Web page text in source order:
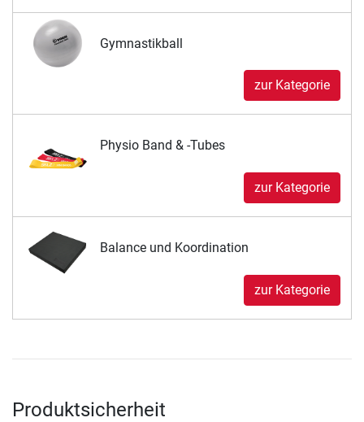
Gymnastikball
zur Kategorie
Physio Band & -Tubes
zur Kategorie
Balance und Koordination
zur Kategorie
Produktsicherheit